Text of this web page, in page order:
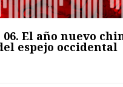
El año nuevo
espejo occidental